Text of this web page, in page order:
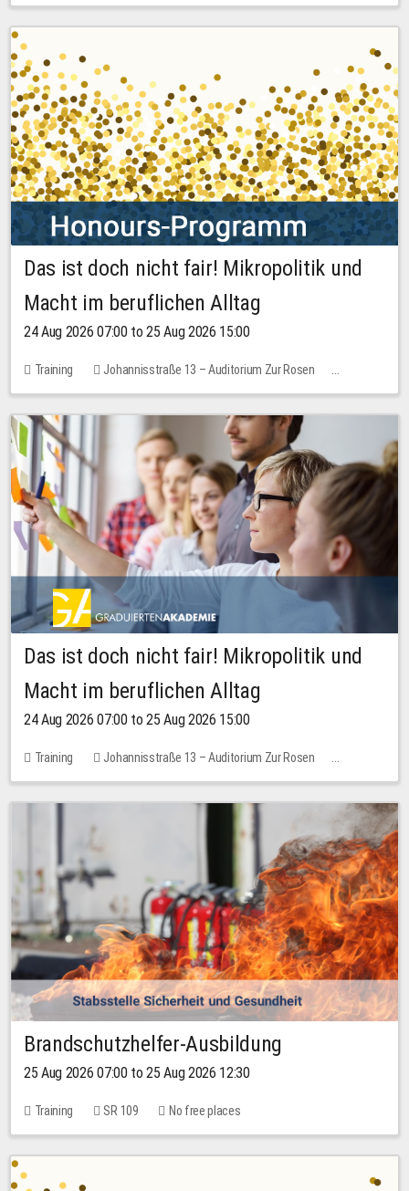
10.00 EUR
Das ist doch nicht fair! Mikropolitik und
Macht im beruflichen Alltag
24 Aug 2026 07:00 to 25 Aug 2026 15:00
Training
Johannisstraße 13 – Auditorium Zur Rosen
No free places
Das ist doch nicht fair! Mikropolitik und
Macht im beruflichen Alltag
24 Aug 2026 07:00 to 25 Aug 2026 15:00
Training
Johannisstraße 13 – Auditorium Zur Rosen
No free places
30.00 EUR
Brandschutzhelfer-Ausbildung
25 Aug 2026 07:00 to 25 Aug 2026 12:30
Training SR 109 No free places